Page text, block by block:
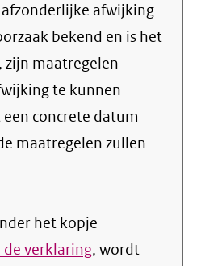
afwijking
bekend en is het
zijn maatregelen
te kunnen
concrete datum
maatregelen zullen
het kopje
verklaring, wordt